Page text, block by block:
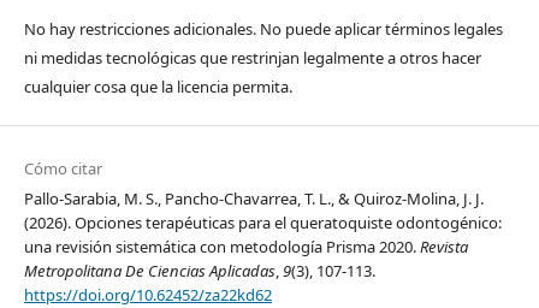
No hay restricciones adicionales. No puede aplicar términos legales
ni medidas tecnológicas que restrinjan legalmente a otros hacer
cualquier cosa que la licencia permita.
Cómo citar
Pallo-Sarabia, M. S., Pancho-Chavarrea, T. L., & Quiroz-Molina, J. J.
(2026). Opciones terapéuticas para el queratoquiste odontogénico:
una revisión sistemática con metodología Prisma 2020.Revista
Metropolitana De Ciencias Aplicadas,9(3), 107-113.
https://doi.org/10.62452/za22kd62